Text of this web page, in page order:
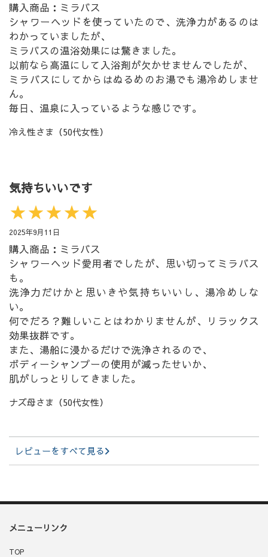
購入商品：ミラバス
シャワーヘッドを使っていたので、洗浄力があるのは
わかっていましたが、
ミラバスの温浴効果には驚きました。
以前なら高温にして入浴剤が欠かせませんでしたが、
ミラバスにしてからはぬるめのお湯でも湯冷めしませ
ん。
毎日、温泉に入っているような感じです。
冷え性さま（50代女性）
気持ちいいです
★★★★★
2025年9月11日
購入商品：ミラバス
シャワーヘッド愛用者でしたが、思い切ってミラバス
も。
洗浄力だけかと思いきや気持ちいいし、湯冷めしな
い。
何でだろ？難しいことはわかりませんが、リラックス
効果抜群です。
また、湯船に浸かるだけで洗浄されるので、
ボディーシャンプーの使用が減ったせいか、
肌がしっとりしてきました。
ナズ母さま（50代女性）
レビューをすべて見る
メニューリンク
TOP